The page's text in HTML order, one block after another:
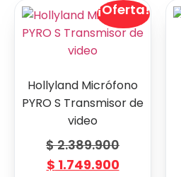
¡Oferta!
Hollyland Micrófono
PYRO S Transmisor de
video
$2.389.900
$ 1.749.900